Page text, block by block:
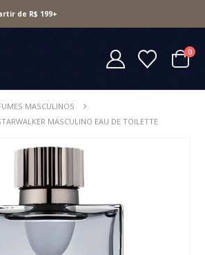
de R$ 199+
0
MASCULINOS
MASCULINO EAU DE TOILETTE